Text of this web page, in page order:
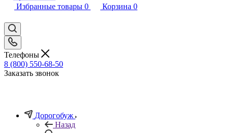
Избранные товары 0 Корзина 0
Телефоны
8 (800) 550-68-50
Заказать звонок
Дорогобуж
Назад